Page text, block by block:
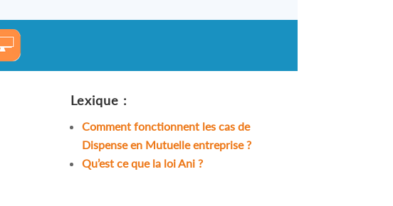
Lexique :
Comment fonctionnent les cas de
Dispense en Mutuelle entreprise ?
Qu’est ce que la loi Ani ?